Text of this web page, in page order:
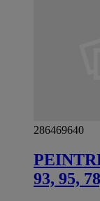
286469640
93, 95,